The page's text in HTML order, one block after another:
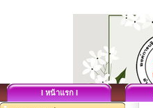
I หน้าแรก I